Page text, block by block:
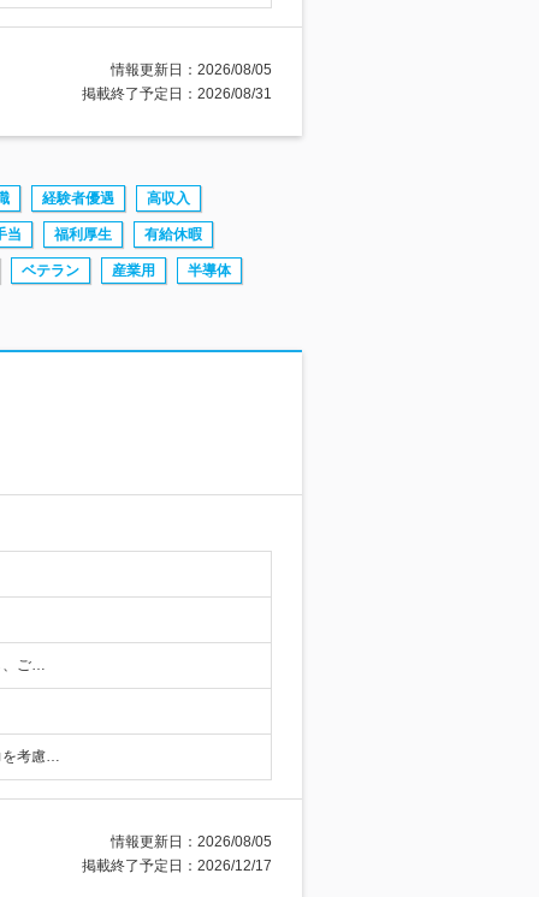
情報更新日：2026/08/05
掲載終了予定日：2026/08/31
経験者優遇 高収入
当 福利厚生 有給休暇
ベテラン 産業用 半導体
、ご…
を考慮…
情報更新日：2026/08/05
掲載終了予定日：2026/12/17